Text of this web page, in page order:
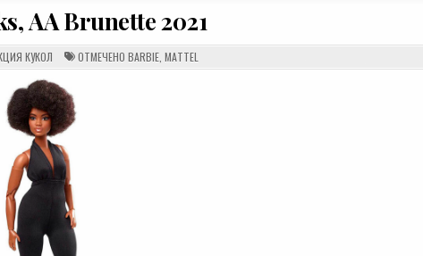
AA Brunette 2021
КУКОЛ ОТМЕЧЕНО BARBIE, MATTEL